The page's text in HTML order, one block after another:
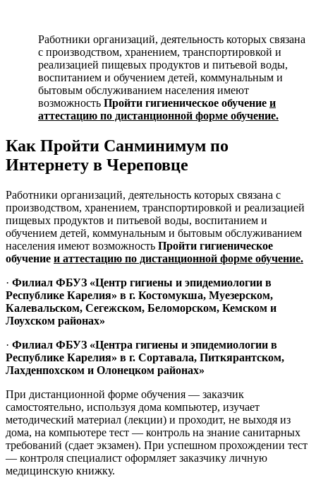
Работники организаций, деятельность которых связана
с производством, хранением, транспортировкой и
реализацией пищевых продуктов и питьевой воды,
воспитанием и обучением детей, коммунальным и
бытовым обслуживанием населения имеют
возможность Пройти гигиеническое обучение и
аттестацию по дистанционной форме обучение.
Как Пройти Санминимум по
Интернету в Череповце
Работники организаций, деятельность которых связана с
производством, хранением, транспортировкой и реализацией
пищевых продуктов и питьевой воды, воспитанием и
обучением детей, коммунальным и бытовым обслуживанием
населения имеют возможность Пройти гигиеническое
обучение и аттестацию по дистанционной форме обучение.
· Филиал ФБУЗ «Центр гигиены и эпидемиологии в
Республике Карелия» в г. Костомукша, Муезерском,
Калевальском, Сегежском, Беломорском, Кемском и
Лоухском районах»
· Филиал ФБУЗ «Центра гигиены и эпидемиологии в
Республике Карелия» в г. Сортавала, Питкярантском,
Лахденпохском и Олонецком районах»
При дистанционной форме обучения — заказчик
самостоятельно, используя дома компьютер, изучает
методический материал (лекции) и проходит, не выходя из
дома, на компьютере тест — контроль на знание санитарных
требований (сдает экзамен). При успешном прохождении тест
— контроля специалист оформляет заказчику личную
медицинскую книжку.